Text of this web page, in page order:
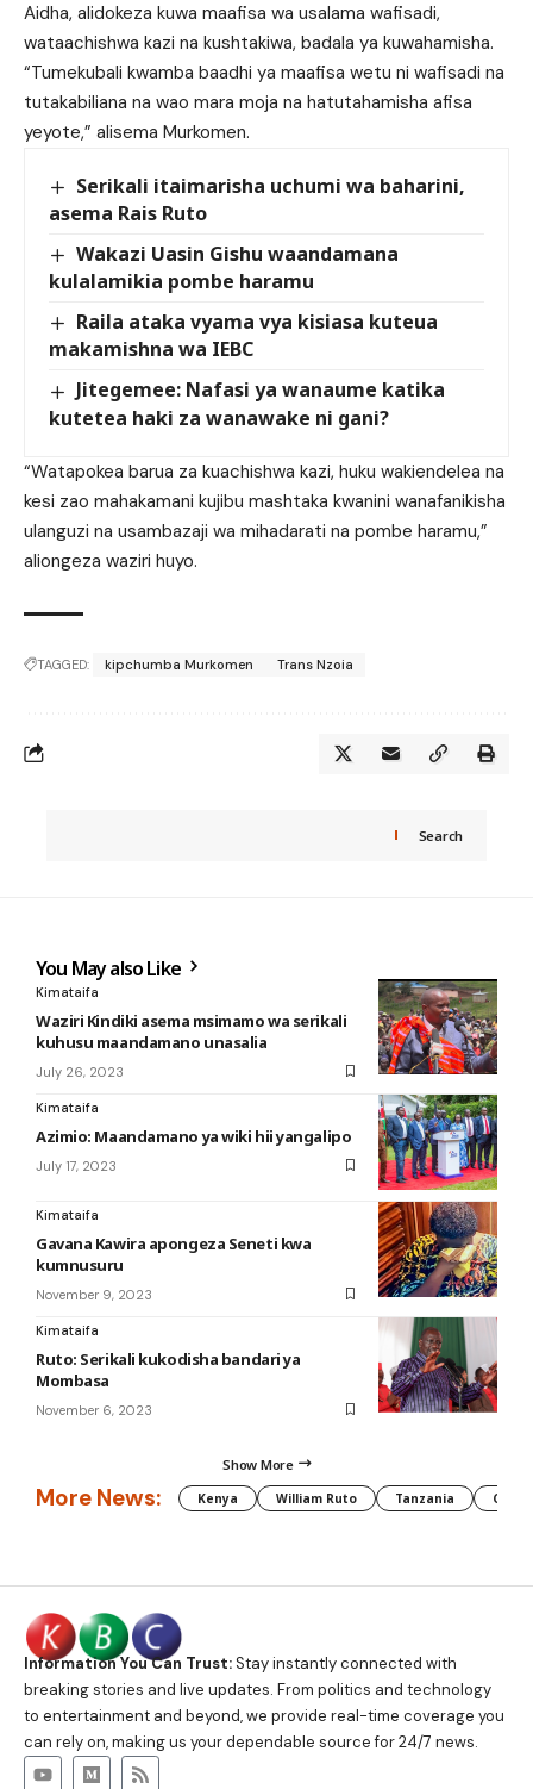
Aidha, alidokeza kuwa maafisa wa usalama wafisadi,
wataachishwa kazi na kushtakiwa, badala ya kuwahamisha.
“Tumekubali kwamba baadhi ya maafisa wetu ni wafisadi na
tutakabiliana na wao mara moja na hatutahamisha afisa
yeyote,” alisema Murkomen.
Serikali itaimarisha uchumi wa baharini,
asema Rais Ruto
Wakazi Uasin Gishu waandamana
kulalamikia pombe haramu
Raila ataka vyama vya kisiasa kuteua
makamishna wa IEBC
Jitegemee: Nafasi ya wanaume katika
kutetea haki za wanawake ni gani?
“Watapokea barua za kuachishwa kazi, huku wakiendelea na
kesi zao mahakamani kujibu mashtaka kwanini wanafanikisha
ulanguzi na usambazaji wa mihadarati na pombe haramu,”
aliongeza waziri huyo.
TAGGED: kipchumba Murkomen Trans Nzoia
Search
You May also Like
Kimataifa
Waziri Kindiki asema msimamo wa serikali
kuhusu maandamano unasalia
July 26, 2023
Kimataifa
Azimio: Maandamano ya wiki hii yangalipo
July 17, 2023
Kimataifa
Gavana Kawira apongeza Seneti kwa
kumnusuru
November 9, 2023
Kimataifa
Ruto: Serikali kukodisha bandari ya
Mombasa
November 6, 2023
Show More
More News: Kenya William Ruto Tanzania CAF
Information You Can Trust:Stay instantly connected with
breaking stories and live updates. From politics and technology
to entertainment and beyond, we provide real-time coverage you
can rely on, making us your dependable source for 24/7 news.